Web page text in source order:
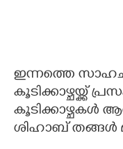
ഇന്നത്തെ
കൂടിക്കാഴ്ചയ്ക്ക്
കൂടിക്കാഴ്ചകൾ
ശിഹാബ് തങ്ങൾ